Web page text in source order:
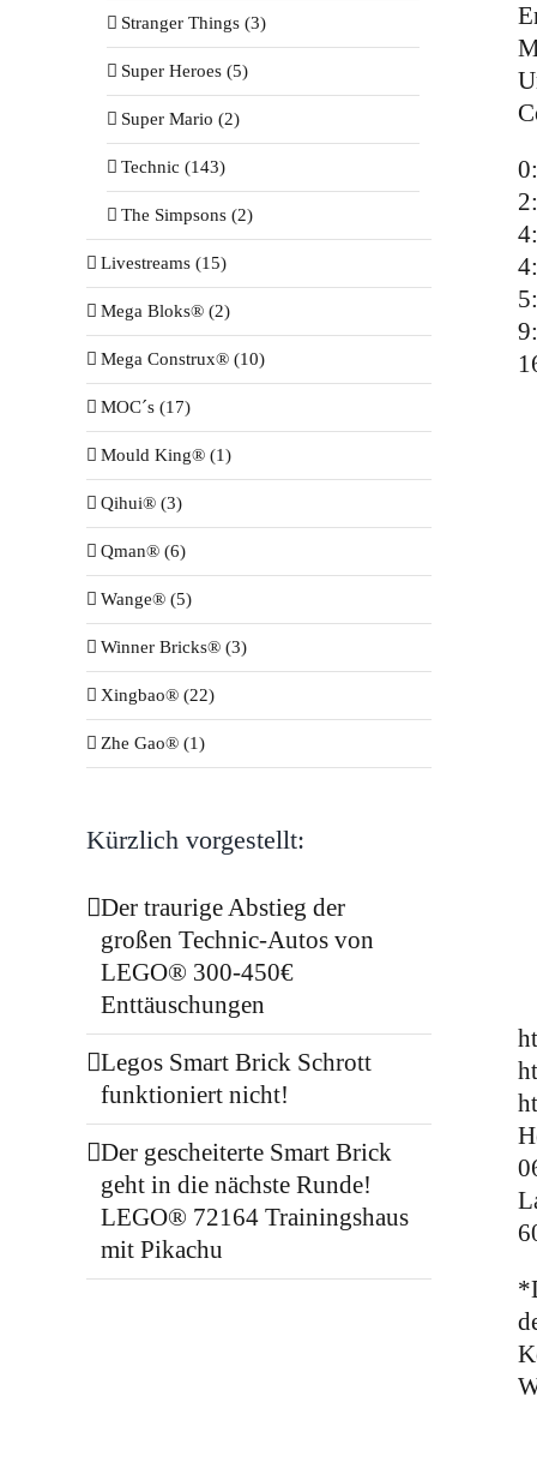
Stranger Things (3)
Super Heroes (5)
Super Mario (2)
Technic (143)
The Simpsons (2)
Livestreams (15)
Mega Bloks® (2)
Mega Construx® (10)
MOC´s (17)
Mould King® (1)
Qihui® (3)
Qman® (6)
Wange® (5)
Winner Bricks® (3)
Xingbao® (22)
Zhe Gao® (1)
Kürzlich vorgestellt:
Der traurige Abstieg der
großen Technic-Autos von
LEGO® 300-450€
Enttäuschungen
Legos Smart Brick Schrott
funktioniert nicht!
Der gescheiterte Smart Brick
geht in die nächste Runde!
LEGO® 72164 Trainingshaus
mit Pikachu